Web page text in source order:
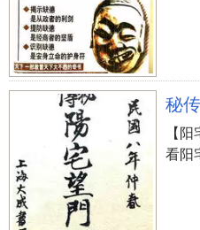
秘
【
看阳